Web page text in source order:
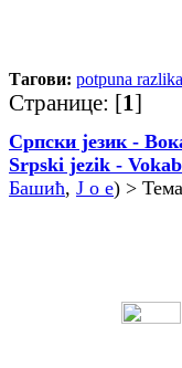
Тагови: potpuna razlika
Странице: [1]
Српски језик -
Srpski jezik -
Башић, J o e) >